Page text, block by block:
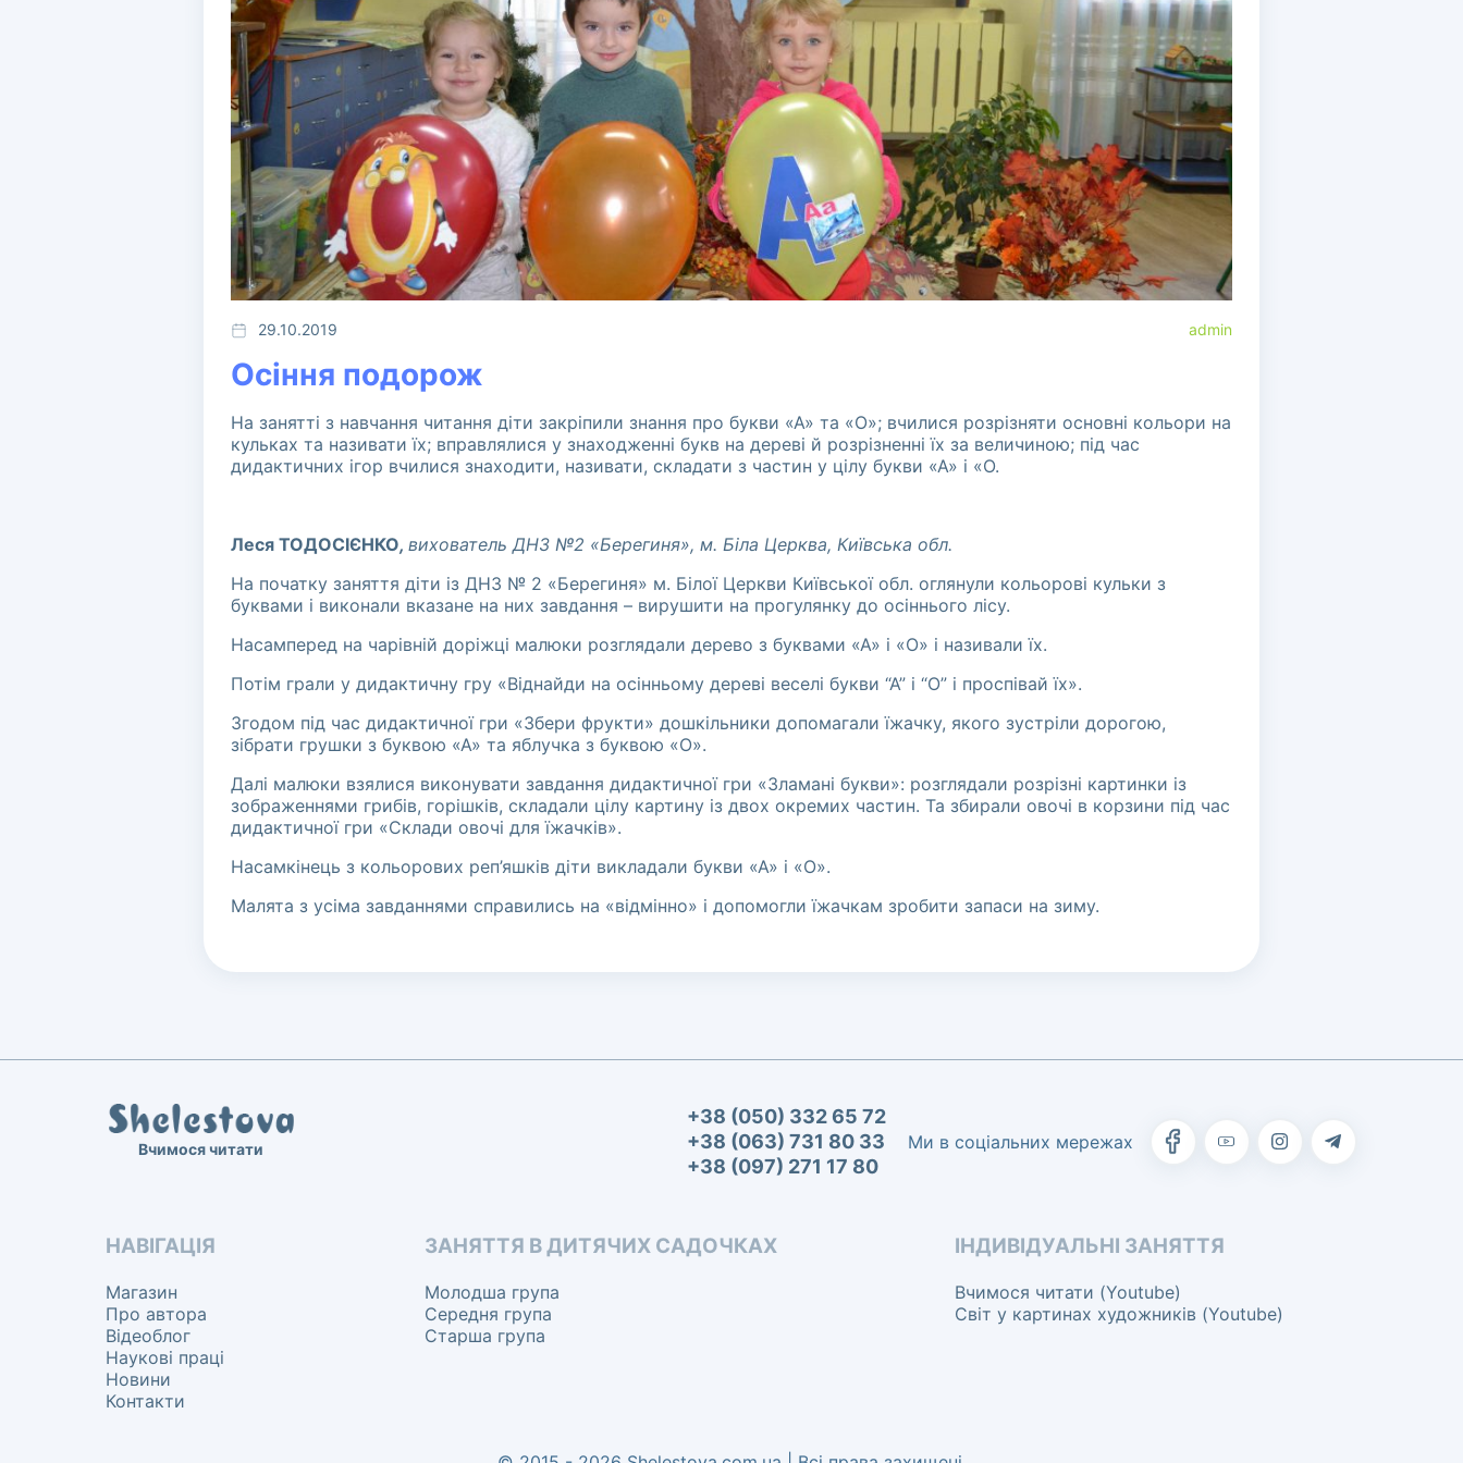
29.10.2019 admin
Осіння подорож
На занятті з навчання читання діти закріпили знання про букви «А» та «О»; вчилися розрізняти основні кольори на
кульках та називати їх; вправлялися у знаходженні букв на дереві й розрізненні їх за величиною; під час
дидактичних ігор вчилися знаходити, називати, складати з частин у цілу букви «А» і «О.
Леся ТОДОСІЄНКО, вихователь ДНЗ №2 «Берегиня», м. Біла Церква, Київська обл.
На початку заняття діти із ДНЗ № 2 «Берегиня» м. Білої Церкви Київської обл. оглянули кольорові кульки з
буквами і виконали вказане на них завдання – вирушити на прогулянку до осіннього лісу.
Насамперед на чарівній доріжці малюки розглядали дерево з буквами «А» і «О» і називали їх.
Потім грали у дидактичну гру «Віднайди на осінньому дереві веселі букви “А” і “О” і проспівай їх».
Згодом під час дидактичної гри «Збери фрукти» дошкільники допомагали їжачку, якого зустріли дорогою,
зібрати грушки з буквою «А» та яблучка з буквою «О».
Далі малюки взялися виконувати завдання дидактичної гри «Зламані букви»: розглядали розрізні картинки із
зображеннями грибів, горішків, складали цілу картину із двох окремих частин. Та збирали овочі в корзини під час
дидактичної гри «Склади овочі для їжачків».
Насамкінець з кольорових реп’яшків діти викладали букви «А» і «О».
Малята з усіма завданнями справились на «відмінно» і допомогли їжачкам зробити запаси на зиму.
Вчимося читати
+38 (050) 332 65 72
+38 (063) 731 80 33
+38 (097) 271 17 80
Ми в соціальних мережах
НАВІГАЦІЯ
Магазин
Про автора
Відеоблог
Наукові праці
Новини
Контакти
ЗАНЯТТЯ В ДИТЯЧИХ САДОЧКАХ
Молодша група
Середня група
Старша група
ІНДИВІДУАЛЬНІ ЗАНЯТТЯ
Вчимося читати (Youtube)
Світ у картинах художників (Youtube)